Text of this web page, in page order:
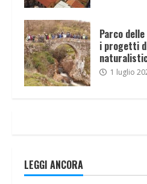
Parco
i progetti
1 luglio
LEGGI ANCORA